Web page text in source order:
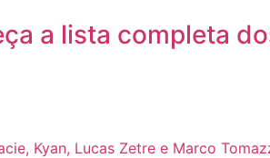
a lista completa